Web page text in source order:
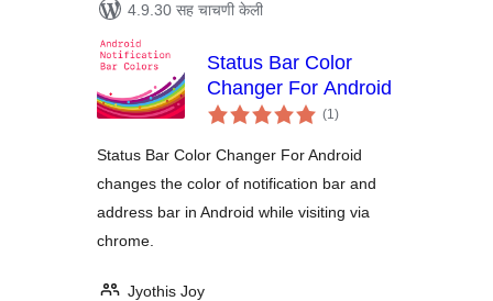
4.9.30 सह चाचणी केली
Status Bar Color
Changer For Android
(1एकूण
मूल्यांकन
)
Status Bar Color Changer For Android
changes the color of notification bar and
address bar in Android while visiting via
chrome.
Jyothis Joy